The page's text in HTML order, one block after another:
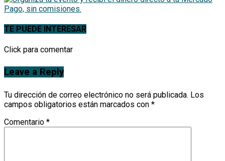
TE PUEDE INTERESAR
Click para comentar
Leave a Reply
Tu dirección de correo electrónico no será publicada. Los
campos obligatorios están marcados con *
Comentario *